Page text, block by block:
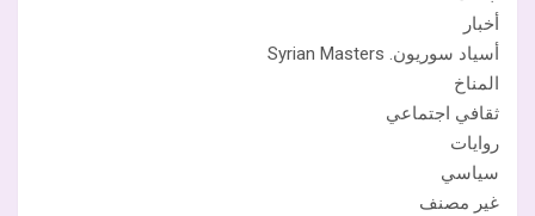
أخبار
أسياد سوريون. Syrian Masters
المناخ
ثقافي اجتماعي
روايات
سياسي
غير مصنف